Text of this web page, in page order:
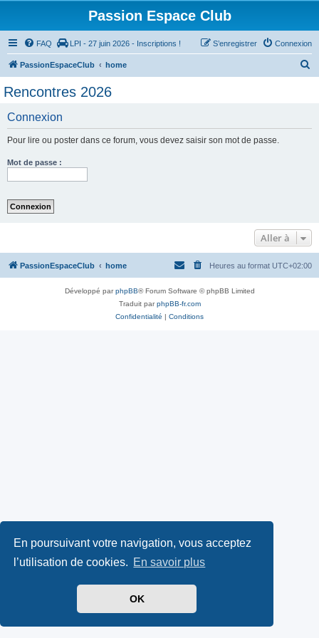
En poursuivant votre navigation, vous acceptez
l’utilisation de cookies. En savoir plus
OK
Passion Espace Club
FAQ LPI - 27 juin 2026 - Inscriptions ! Connexion
S’enregistrer
PassionEspaceClub home
Rencontres 2026
Connexion
Pour lire ou poster dans ce forum, vous devez saisir son mot de passe.
Mot de passe :
Aller à
PassionEspaceClub home Heures au format UTC+02:00
Développé parphpBB® Forum Software © phpBB Limited
Traduit parphpBB-fr.com
Confidentialité | Conditions